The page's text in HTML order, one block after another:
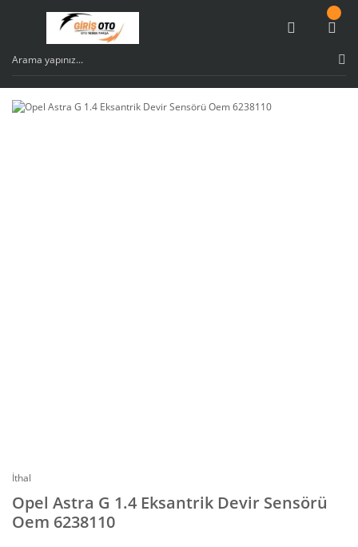
İthal
Opel Astra G 1.4 Eksantrik Devir Sensörü
Oem 6238110